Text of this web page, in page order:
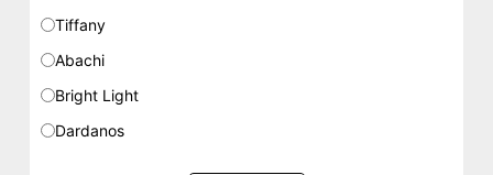
Tiffany
Abachi
Bright Light
Dardanos